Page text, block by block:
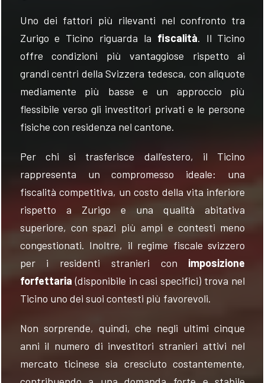
Uno dei fattori più rilevanti nel confronto tra
Zurigo e Ticino riguarda la fiscalità. Il Ticino
offre condizioni più vantaggiose rispetto ai
grandi centri della Svizzera tedesca, con aliquote
mediamente più basse e un approccio più
flessibile verso gli investitori privati e le persone
fisiche con residenza nel cantone.
Per chi si trasferisce dall’estero, il Ticino
rappresenta un compromesso ideale: una
fiscalità competitiva, un costo della vita inferiore
rispetto a Zurigo e una qualità abitativa
superiore, con spazi più ampi e contesti meno
congestionati. Inoltre, il regime fiscale svizzero
per i residenti stranieri con imposizione
forfettaria (disponibile in casi specifici) trova nel
Ticino uno dei suoi contesti più favorevoli.
Non sorprende, quindi, che negli ultimi cinque
anni il numero di investitori stranieri attivi nel
mercato ticinese sia cresciuto costantemente,